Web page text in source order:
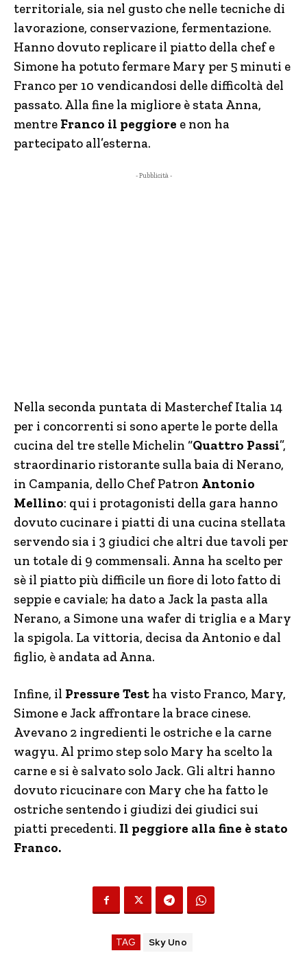
territoriale, sia nel gusto che nelle tecniche di
lavorazione, conservazione, fermentazione.
Hanno dovuto replicare il piatto della chef e
Simone ha potuto fermare Mary per 5 minuti e
Franco per 10 vendicandosi delle difficoltà del
passato. Alla fine la migliore è stata Anna,
mentre Franco il peggiore e non ha
partecipato all’esterna.
- Pubblicità -
Nella seconda puntata di Masterchef Italia 14
per i concorrenti si sono aperte le porte della
cucina del tre stelle Michelin “Quattro Passi”,
straordinario ristorante sulla baia di Nerano,
in Campania, dello Chef Patron Antonio
Mellino: qui i protagonisti della gara hanno
dovuto cucinare i piatti di una cucina stellata
servendo sia i 3 giudici che altri due tavoli per
un totale di 9 commensali. Anna ha scelto per
sè il piatto più difficile un fiore di loto fatto di
seppie e caviale; ha dato a Jack la pasta alla
Nerano, a Simone una wafer di triglia e a Mary
la spigola. La vittoria, decisa da Antonio e dal
figlio, è andata ad Anna.
Infine, il Pressure Test ha visto Franco, Mary,
Simone e Jack affrontare la brace cinese.
Avevano 2 ingredienti le ostriche e la carne
wagyu. Al primo step solo Mary ha scelto la
carne e si è salvato solo Jack. Gli altri hanno
dovuto ricucinare con Mary che ha fatto le
ostriche sentendo i giudizi dei giudici sui
piatti precedenti. Il peggiore alla fine è stato
Franco.
TAG Sky Uno